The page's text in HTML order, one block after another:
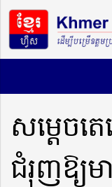
សម្តេច
ជំរុញឱ្យម